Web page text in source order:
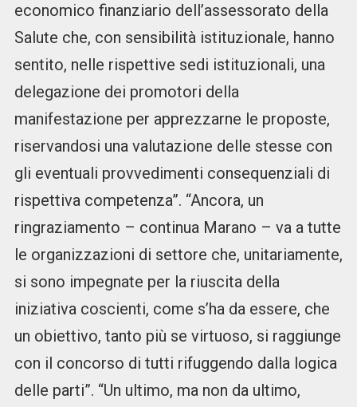
economico finanziario dell’assessorato della
Salute che, con sensibilità istituzionale, hanno
sentito, nelle rispettive sedi istituzionali, una
delegazione dei promotori della
manifestazione per apprezzarne le proposte,
riservandosi una valutazione delle stesse con
gli eventuali provvedimenti consequenziali di
rispettiva competenza”. “Ancora, un
ringraziamento – continua Marano – va a tutte
le organizzazioni di settore che, unitariamente,
si sono impegnate per la riuscita della
iniziativa coscienti, come s’ha da essere, che
un obiettivo, tanto più se virtuoso, si raggiunge
con il concorso di tutti rifuggendo dalla logica
delle parti”. “Un ultimo, ma non da ultimo,